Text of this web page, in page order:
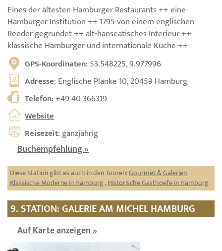
Eines der ältesten Hamburger Restaurants ++ eine
Hamburger Institution ++ 1795 von einem englischen
Reeder gegründet ++ alt-hanseatisches Interieur ++
klassische Hamburger und internationale Küche ++
GPS-Koordinaten: 53.548225, 9.977996
Adresse: Englische Planke 10, 20459 Hamburg
Telefon:+49 40 366319
Website
Reisezeit: ganzjährig
Buchempfehlung »
Diese Station gibt es auch in den Touren:Gourmet & Galerien
Klassische Moderne in Hamburg ,Historische Gasthoefe in Hamburg
9. STATION: GALERIE AM MICHEL HAMBURG
Auf Karte anzeigen »